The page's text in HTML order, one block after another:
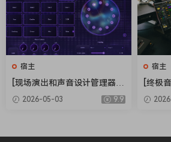
Get best practices for fixing audio,
the spectral frequency display,
and more.
宿主
[现场演出和声音设计管理器]
Electric Smudge SnappySn
ap v3.5.0 Patched Incl. Keyg
2026-05-03 9.9
宿主
[终极
3 Incl